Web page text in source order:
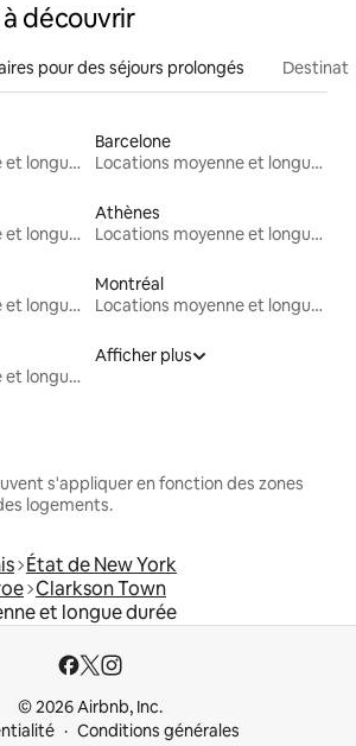
découvrir
pour des séjours prolongés
Locations moyenne et longue durée
Barcelone
Locations moyenne et longue durée
Locations moyenne et longue durée
Athènes
Locations moyenne et longue durée
Locations moyenne et longue durée
Montréal
Locations moyenne et longue durée
Locations moyenne et longue durée
Afficher plus
s'appliquer en fonction des zones
logements.
État de New York
Clarkson Town
et longue durée
© 2026 Airbnb, Inc.
Conditions générales